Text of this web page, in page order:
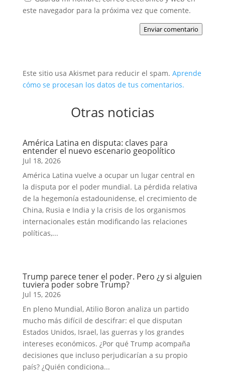
este navegador para la próxima vez que comente.
Enviar comentario
Este sitio usa Akismet para reducir el spam. Aprende
cómo se procesan los datos de tus comentarios.
Otras noticias
América Latina en disputa: claves para
entender el nuevo escenario geopolítico
Jul 18, 2026
América Latina vuelve a ocupar un lugar central en
la disputa por el poder mundial. La pérdida relativa
de la hegemonía estadounidense, el crecimiento de
China, Rusia e India y la crisis de los organismos
internacionales están modificando las relaciones
políticas,...
Trump parece tener el poder. Pero ¿y si alguien
tuviera poder sobre Trump?
Jul 15, 2026
En pleno Mundial, Atilio Boron analiza un partido
mucho más difícil de descifrar: el que disputan
Estados Unidos, Israel, las guerras y los grandes
intereses económicos. ¿Por qué Trump acompaña
decisiones que incluso perjudicarían a su propio
país? ¿Quién condiciona...